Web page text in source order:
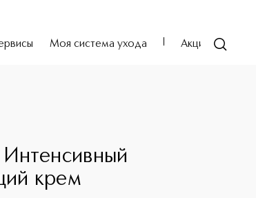
Моя система ухода Акции
Интенсивный
крем